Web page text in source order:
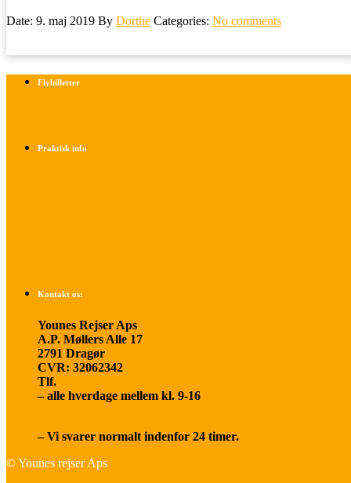
Date: 9. maj 2019 By Dorthe Categories: No comments
Flybilletter
Praktisk info
Kontakt os:
Younes Rejser Aps
A.P. Møllers Alle 17
2791 Dragør
CVR: 32062342
Tlf.
– alle hverdage mellem kl. 9-16
– Vi svarer normalt indenfor 24 timer.
© Younes rejser Aps